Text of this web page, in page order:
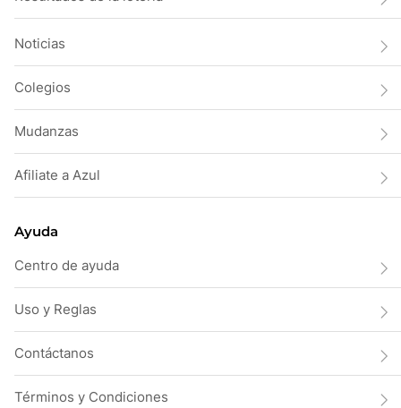
Noticias
Colegios
Mudanzas
Afiliate a Azul
Ayuda
Centro de ayuda
Uso y Reglas
Contáctanos
Términos y Condiciones